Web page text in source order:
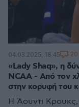
«Lady Shaq», η
NCAA - Από τον
στην κορυφή του
Η Άουντι
04.03.2025, 18:45 20